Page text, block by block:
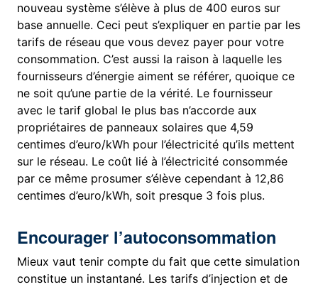
nouveau système s’élève à plus de 400 euros sur
base annuelle. Ceci peut s’expliquer en partie par les
tarifs de réseau que vous devez payer pour votre
consommation. C’est aussi la raison à laquelle les
fournisseurs d’énergie aiment se référer, quoique ce
ne soit qu’une partie de la vérité. Le fournisseur
avec le tarif global le plus bas n’accorde aux
propriétaires de panneaux solaires que 4,59
centimes d’euro/kWh pour l’électricité qu’ils mettent
sur le réseau. Le coût lié à l’électricité consommée
par ce même prosumer s’élève cependant à 12,86
centimes d’euro/kWh, soit presque 3 fois plus.
Encourager l’autoconsommation
Mieux vaut tenir compte du fait que cette simulation
constitue un instantané. Les tarifs d’injection et de